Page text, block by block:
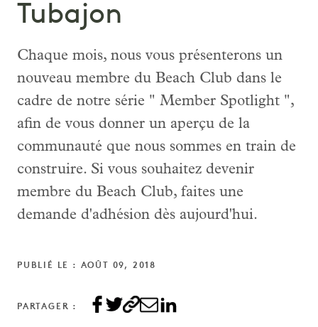
Tubajon
Chaque mois, nous vous présenterons un
nouveau membre du Beach Club dans le
cadre de notre série " Member Spotlight ",
afin de vous donner un aperçu de la
communauté que nous sommes en train de
construire. Si vous souhaitez devenir
membre du Beach Club, faites une
demande d'adhésion dès aujourd'hui.
PUBLIÉ LE : AOÛT 09, 2018
PARTAGER :